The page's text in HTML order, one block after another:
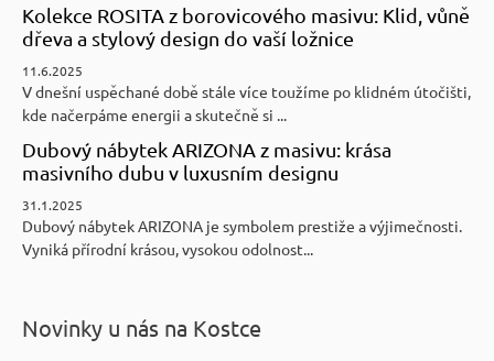
Kolekce ROSITA z borovicového masivu: Klid, vůně
dřeva a stylový design do vaší ložnice
11.6.2025
V dnešní uspěchané době stále více toužíme po klidném útočišti,
kde načerpáme energii a skutečně si ...
Dubový nábytek ARIZONA z masivu: krása
masivního dubu v luxusním designu
31.1.2025
Dubový nábytek ARIZONA je symbolem prestiže a výjimečnosti.
Vyniká přírodní krásou, vysokou odolnost...
Novinky u nás na Kostce